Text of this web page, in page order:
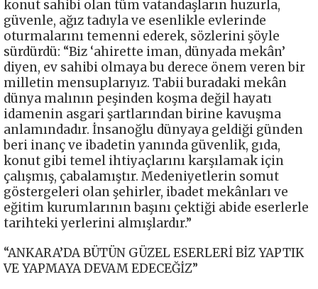
konut sahibi olan tüm vatandaşların huzurla,
güvenle, ağız tadıyla ve esenlikle evlerinde
oturmalarını temenni ederek, sözlerini şöyle
sürdürdü: “Biz ‘ahirette iman, dünyada mekân’
diyen, ev sahibi olmaya bu derece önem veren bir
milletin mensuplarıyız. Tabii buradaki mekân
dünya malının peşinden koşma değil hayatı
idamenin asgari şartlarından birine kavuşma
anlamındadır. İnsanoğlu dünyaya geldiği günden
beri inanç ve ibadetin yanında güvenlik, gıda,
konut gibi temel ihtiyaçlarını karşılamak için
çalışmış, çabalamıştır. Medeniyetlerin somut
göstergeleri olan şehirler, ibadet mekânları ve
eğitim kurumlarının başını çektiği abide eserlerle
tarihteki yerlerini almışlardır.”
“ANKARA’DA BÜTÜN GÜZEL ESERLERİ BİZ YAPTIK
VE YAPMAYA DEVAM EDECEĞİZ”